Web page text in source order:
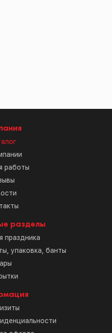
работы
разделы
праздника
упаковка, банты